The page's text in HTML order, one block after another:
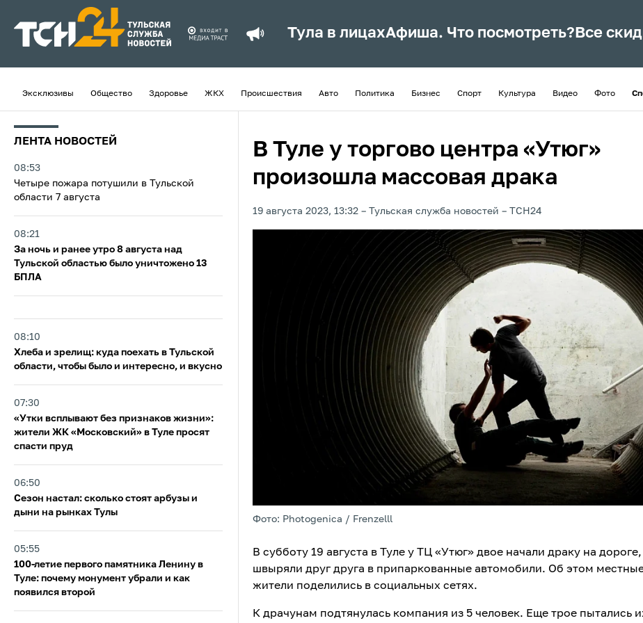
Тула в лицахАфиша. Что посмотреть? Все
Эксклюзивы Общество Здоровье ЖКХ Происшествия Авто Политика Бизнес Спорт Культура Видео Фото
ЛЕНТА НОВОСТЕЙ
08:53
Четыре пожара потушили в Тульской
области 7 августа
08:21
За ночь и ранее утро 8 августа над
Тульской областью было уничтожено 13
БПЛА
08:10
Хлеба и зрелищ: куда поехать в Тульской
области, чтобы было и интересно, и вкусно
07:30
«Утки всплывают без признаков жизни»:
жители ЖК «Московский» в Туле просят
спасти пруд
06:50
Сезон настал: сколько стоят арбузы и
дыни на рынках Тулы
05:55
100-летие первого памятника Ленину в
Туле: почему монумент убрали и как
появился второй
В Туле у торгово центра «Утюг»
произошла массовая драка
19 августа 2023, 13:32 Тульская служба новостей ТСН24
Фото: Photogenica / Frenzelll
В субботу 19 августа в Туле у ТЦ «Утюг» двое начали драку на
швыряли друг друга в припаркованные автомобили. Об этом
жители поделились в социальных сетях.
К драчунам подтянулась компания из 5 человек. Еще трое пытались